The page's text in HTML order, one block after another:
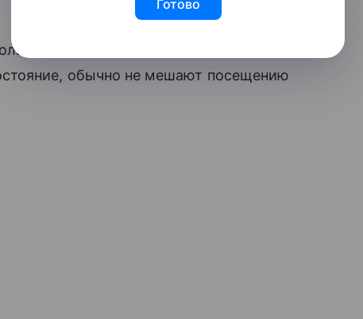
покашливание или легкий
обычно не мешают посещению
Готово